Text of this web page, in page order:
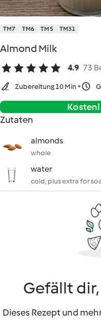
TM7 TM6 TM5 TM31
Almond Milk
4.9 73
Zubereitung 10 Min
Zutaten
almonds
whole
water
cold, plus extra for
Gefällt
Dieses Rezept und